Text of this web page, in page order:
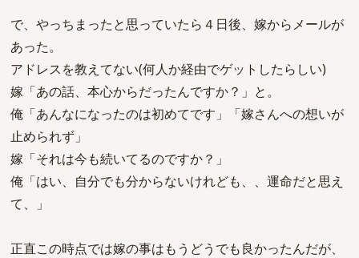
で、やっちまったと思っていたら４日後、嫁からメールが
あった。
アドレスを教えてない(何人か経由でゲットしたらしい)
嫁「あの話、本心からだったんですか？」と。
俺「あんなになったのは初めてです」「嫁さんへの想いが
止められず」
嫁「それは今も続いてるのですか？」
俺「はい、自分でも分からないけれども、、運命だと思え
て、」
正直この時点では嫁の事はもうどうでも良かったんだが、